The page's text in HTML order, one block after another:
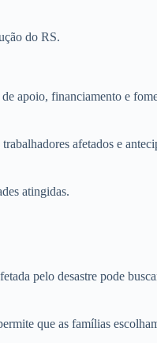
do RS.
apoio, financiamento e
afetados e
atingidas.
pelo desastre pode
que as famílias